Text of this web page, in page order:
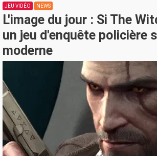
JEU VIDÉO NEWS
L'image du jour : Si The
un jeu d'enquête policière
moderne